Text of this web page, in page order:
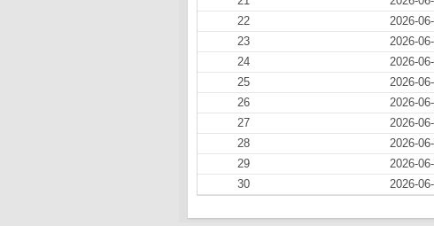
22
2026-
23
2026-
24
2026-
25
2026-
26
2026-
27
2026-
28
2026-
29
2026-
30
2026-